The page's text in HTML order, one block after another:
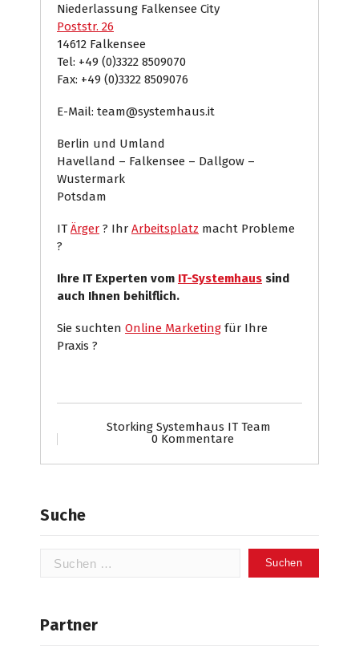
Niederlassung Falkensee City
Poststr. 26
14612 Falkensee
Tel: +49 (0)3322 8509070
Fax: +49 (0)3322 8509076
E-Mail: team@systemhaus.it
Berlin und Umland
Havelland – Falkensee – Dallgow –
Wustermark
Potsdam
IT Ärger ? Ihr Arbeitsplatz macht Probleme
?
Ihre IT Experten vom IT-Systemhaus sind
auch Ihnen behilflich.
Sie suchten Online Marketing für Ihre
Praxis ?
Storking Systemhaus IT Team
0 Kommentare
Suche
Suchen
Partner